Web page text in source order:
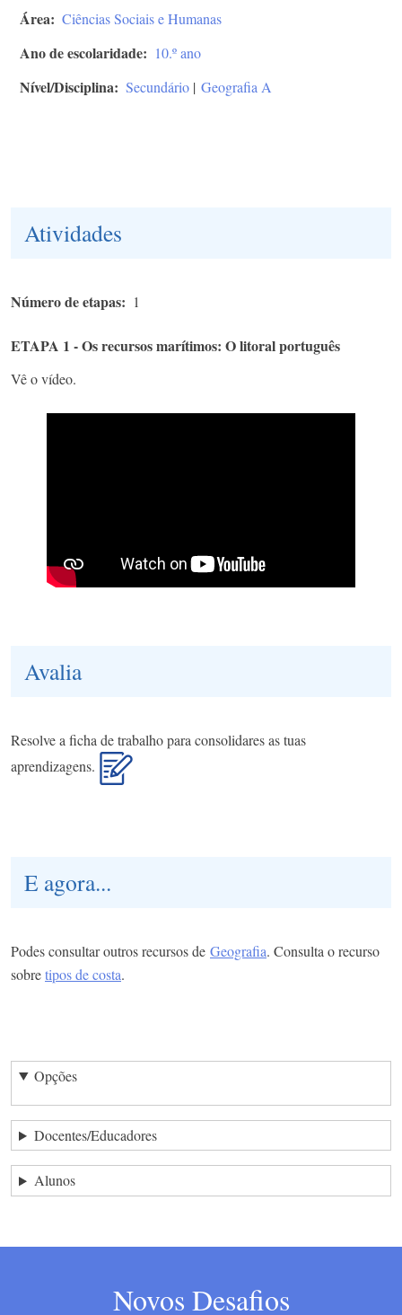
Área Ciências Sociais e Humanas
Ano de escolaridade 10.º ano
Nível/Disciplina Secundário | Geografia A
Atividades
Número de etapas 1
ETAPA 1 - Os recursos marítimos: O litoral português
Vê o vídeo.
Avalia
Resolve a ficha de trabalho para consolidares as tuas
aprendizagens.
E agora...
Podes consultar outros recursos de Geografia. Consulta o recurso
sobretipos de costa.
Opções
Docentes/Educadores
Alunos
Novos Desafios